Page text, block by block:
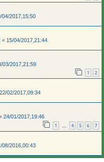
04/2017,15:50
« 15/04/2017,21:44
03/2017,21:59
1 2
22/02/2017,09:34
24/01/2017,19:46
1 … 4 5 6 7
08/2016,00:43